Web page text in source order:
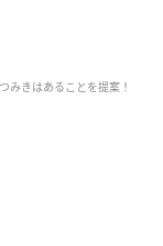
みきはあることを提案！